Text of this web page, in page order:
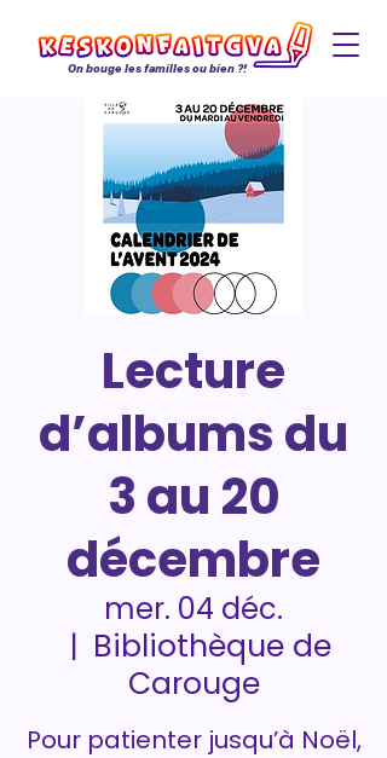
On bouge les familles ou bien ?!
Lecture
d’albums du
3 au 20
décembre
mer. 04 déc.
  |
Bibliothèque de
Carouge
Pour patienter jusqu’à Noël,